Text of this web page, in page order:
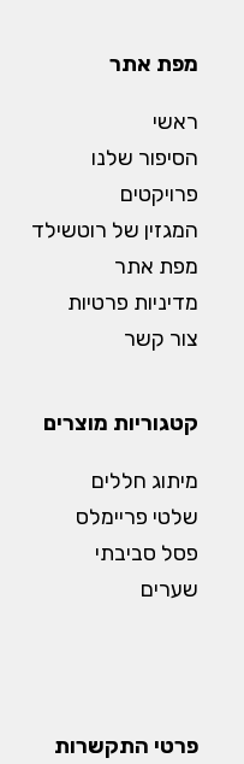
מפת אתר
ראשי
הסיפור שלנו
פרויקטים
המגזין של רוטשילד
מפת אתר
מדיניות פרטיות
צור קשר
קטגוריות מוצרים
מיתוג חללים
שלטי פריימלס
פסל סביבתי
שערים
פרטי התקשרות